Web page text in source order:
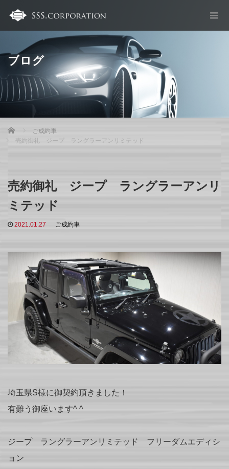
ブログ
Home
ご成約車
売約御礼 ジープ ラングラーアンリミテッド
売約御礼 ジープ ラングラーアンリ
ミテッド
2021.01.27 ご成約車
埼玉県S様に御契約頂きました！
有難う御座います^ ^
ジープ ラングラーアンリミテッド フリーダムエディシ
ョン